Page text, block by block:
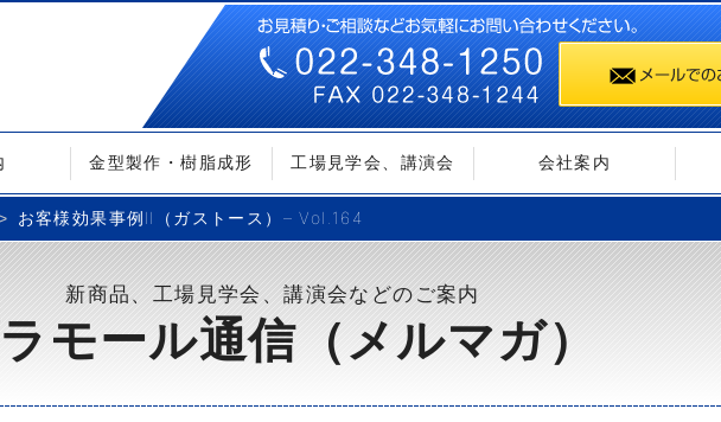
金型製作・樹脂成形 工場見学会、講演会 会社案内
お客様効果事例Ⅱ（ガストース）– Vol.164
新商品、工場見学会、講演会などのご案内
モール通信（メルマガ）